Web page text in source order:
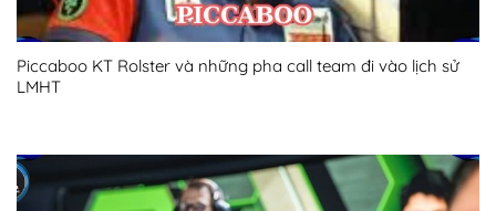
Piccaboo KT Rolster và những pha call team đi vào lịch sử
LMHT